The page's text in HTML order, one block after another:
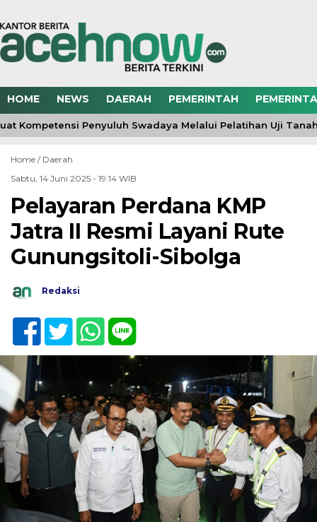
HOME NEWS DAERAH PEMERINTAH
Kompetensi Penyuluh Swadaya Melalui Pelatihan Uji
Home / Daerah
Sabtu, 14 Juni 2025 - 19:14 WIB
Pelayaran Perdana KMP
Jatra II Resmi Layani Rute
Gunungsitoli-Sibolga
Redaksi